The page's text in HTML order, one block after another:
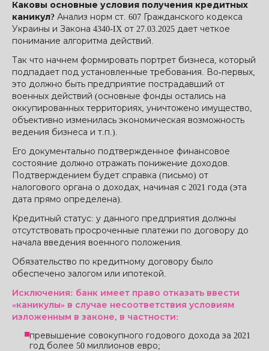
Каковы основные условия получения кредитных
каникул? Анализ норм ст. 607 Гражданского кодекса
Украины и Закона 4340-IX от 27.03.2025 дает четкое
понимание алгоритма действий.
Так что начнем формировать портрет бизнеса, который
подпадает под установленные требования. Во-первых,
это должно быть предприятие пострадавший от
военных действий (основные фонды остались на
оккупированных территориях, уничтожено имущество,
объективно изменилась экономическая возможность
ведения бизнеса и т.п.).
Его документально подтвержденное финансовое
состояние должно отражать понижение доходов.
Подтверждением будет справка (письмо) от
налогового органа о доходах, начиная с 2021 года (эта
дата прямо определена).
Кредитный статус: у данного предприятия должны
отсутствовать просроченные платежи по договору до
начала введения военного положения.
Обязательство по кредитному договору было
обеспечено залогом или ипотекой.
Исключения: банк имеет право отказать ввести
«каникулы» в случае несоответствия условиям
изложенным в законе, в частности:
превышение совокупного годового дохода за 2021
год более 50 миллионов евро;